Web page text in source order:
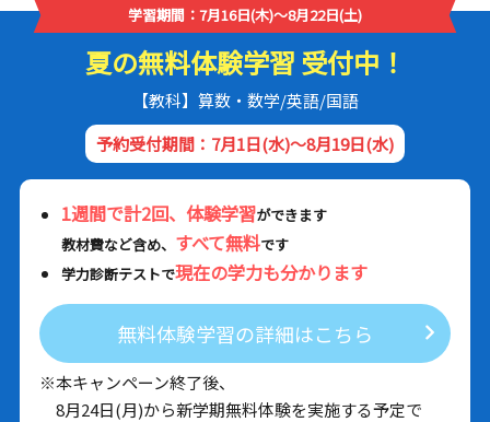
学習期間：7月16日(木)～8月22日(土)
夏の無料体験学習 受付中！
【教科】算数・数学/英語/国語
予約受付期間：7月1日(水)～8月19日(水)
1週間で計2回、体験学習ができます
教材費など含め、 すべて無料です
学力診断テストで現在の学力も分かります
無料体験学習の詳細はこちら
※本キャンペーン終了後、
8月24日(月)から新学期無料体験を実施する予定で